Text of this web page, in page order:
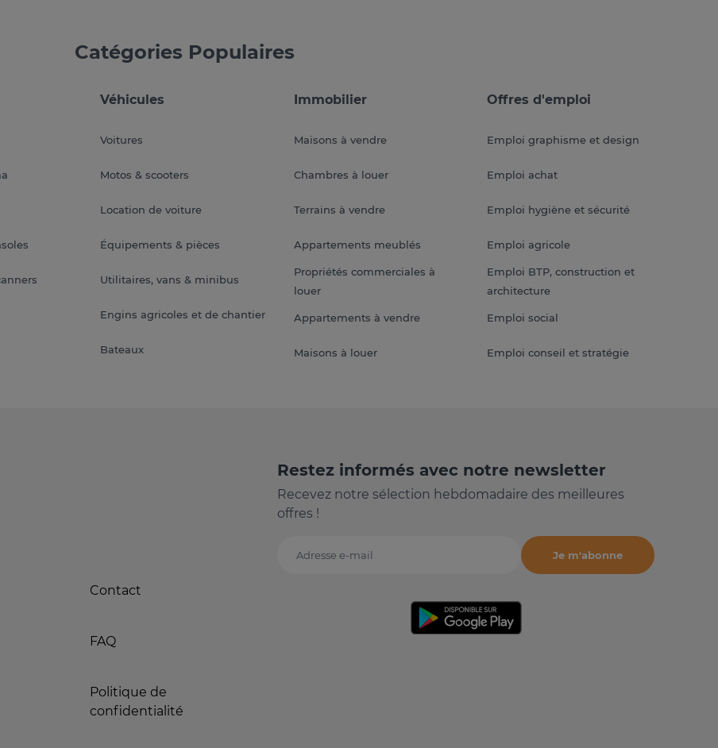
Catégories Populaires
Véhicules
Voitures
Motos & scooters
Location de voiture
Équipements & pièces
Utilitaires, vans & minibus
Engins agricoles et de chantier
Bateaux
Immobilier
Maisons à vendre
Chambres à louer
Terrains à vendre
Appartements meublés
Propriétés commerciales à
louer
Appartements à vendre
Maisons à louer
Offres d'emploi
Emploi graphisme et design
Emploi achat
Emploi hygiène et sécurité
Emploi agricole
Emploi BTP, construction et
architecture
Emploi social
Emploi conseil et stratégie
Contact
FAQ
Politique de
confidentialité
Restez informés avec notre newsletter
Recevez notre sélection hebdomadaire des meilleures
offres !
Adresse e-mail
Je m'abonne